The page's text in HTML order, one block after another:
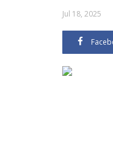
Jul 18, 2025